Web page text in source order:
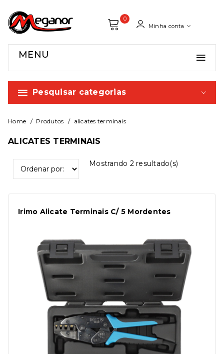
0
Minha conta
MENU
Pesquisar categorias
Home Produtos alicates terminais
ALICATES TERMINAIS
Mostrando 2resultado(s)
Irimo Alicate Terminais C/ 5 Mordentes